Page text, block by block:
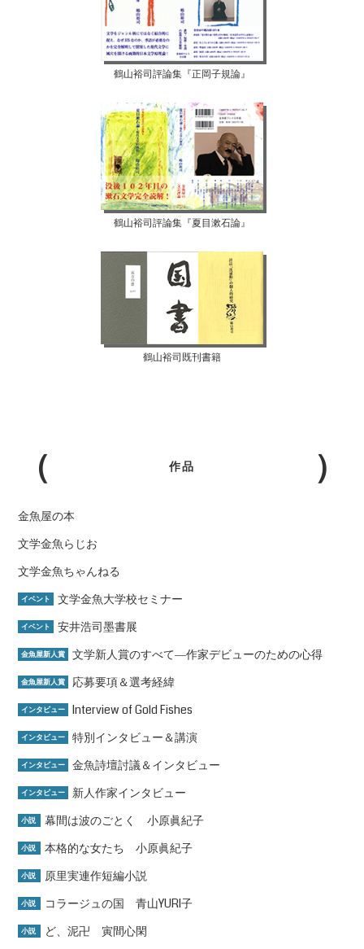
鶴山裕司評論集『正岡子規論』
鶴山裕司評論集『夏目漱石論』
鶴山裕司既刊書籍
作品
金魚屋の本
文学金魚らじお
文学金魚ちゃんねる
イベント 文学金魚大学校セミナー
イベント 安井浩司墨書展
金魚屋新人賞 文学新人賞のすべて―作家デビューのための心得
金魚屋新人賞 応募要項＆選考経緯
インタビュー Interview of Gold Fishes
インタビュー 特別インタビュー＆講演
インタビュー 金魚詩壇討議＆インタビュー
インタビュー 新人作家インタビュー
小説 幕間は波のごとく 小原眞紀子
小説 本格的な女たち 小原眞紀子
小説 原里実連作短編小説
小説 コラージュの国 青山YURI子
小説 ど、泥卍 寅間心閑